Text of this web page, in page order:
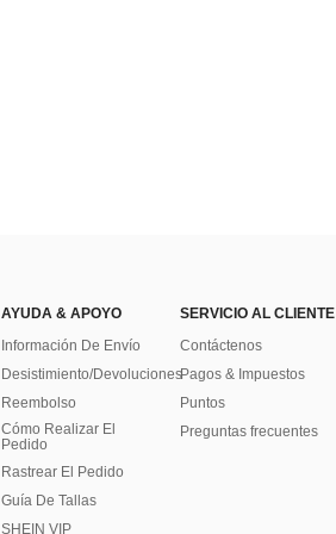
AYUDA & APOYO
Información De Envío
Desistimiento/Devoluciones
Reembolso
Cómo Realizar El
Pedido
Rastrear El Pedido
Guía De Tallas
SHEIN VIP
SERVICIO AL CLIENTE
Contáctenos
Pagos & Impuestos
Puntos
Preguntas frecuentes